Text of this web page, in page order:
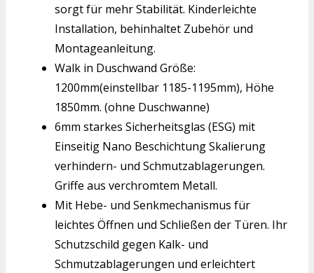
sorgt für mehr Stabilität. Kinderleichte
Installation, behinhaltet Zubehör und
Montageanleitung.
Walk in Duschwand Größe:
1200mm(einstellbar 1185-1195mm), Höhe
1850mm. (ohne Duschwanne)
6mm starkes Sicherheitsglas (ESG) mit
Einseitig Nano Beschichtung Skalierung
verhindern- und Schmutzablagerungen.
Griffe aus verchromtem Metall.
Mit Hebe- und Senkmechanismus für
leichtes Öffnen und Schließen der Türen. Ihr
Schutzschild gegen Kalk- und
Schmutzablagerungen und erleichtert